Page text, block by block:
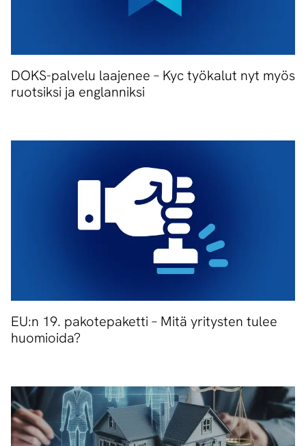
DOKS-palvelu laajenee – Kyc työkalut nyt myös
ruotsiksi ja englanniksi
EU:n 19. pakotepaketti – Mitä yritysten tulee
huomioida?